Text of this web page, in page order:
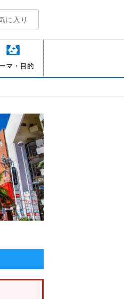
に入り
マ・目的